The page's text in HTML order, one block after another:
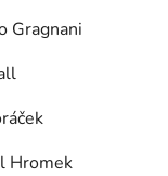
Gragnani
Hromek